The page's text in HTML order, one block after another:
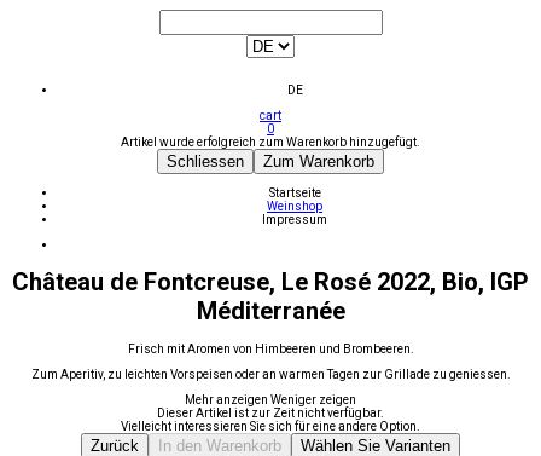
DE
cart
0
Artikel wurde erfolgreich zum Warenkorb hinzugefügt.
Schliessen Zum Warenkorb
Startseite
Weinshop
Impressum
Château de Fontcreuse, Le Rosé 2022, Bio, IGP
Méditerranée
Frisch mit Aromen von Himbeeren und Brombeeren.
Zum Aperitiv, zu leichten Vorspeisen oder an warmen Tagen zur Grillade zu geniessen.
Mehr anzeigen Weniger zeigen
Dieser Artikel ist zur Zeit nicht verfügbar.
Vielleicht interessieren Sie sich für eine andere Option.
Zurück In den Warenkorb Wählen Sie Varianten